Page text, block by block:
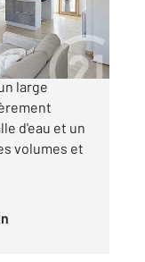
minutes à
large
d'eau et un
volumes et